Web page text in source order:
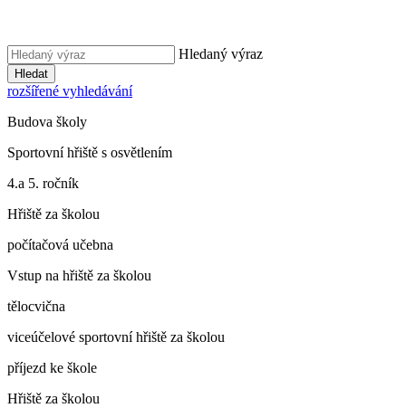
Hledaný výraz
Hledat
rozšířené vyhledávání
Budova školy
Sportovní hřiště s osvětlením
4.a 5. ročník
Hřiště za školou
počítačová učebna
Vstup na hřiště za školou
tělocvična
viceúčelové sportovní hřiště za školou
příjezd ke škole
Hřiště za školou